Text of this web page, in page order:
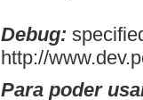
OpenMSX
Linux de
selectores de
Debug:
http://
Para poder